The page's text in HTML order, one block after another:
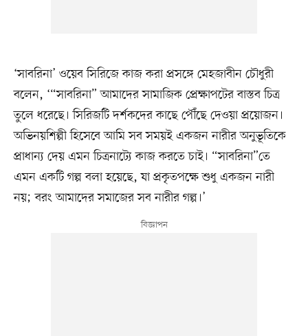
‘সাবরিনা’ ওয়েব সিরিজে কাজ করা প্রসঙ্গে মেহজাবীন চৌধুরী
বলেন, ‘“সাবরিনা” আমাদের সামাজিক প্রেক্ষাপটের বাস্তব চিত্র
তুলে ধরেছে। সিরিজটি দর্শকদের কাছে পৌঁছে দেওয়া প্রয়োজন।
অভিনয়শিল্পী হিসেবে আমি সব সময়ই একজন নারীর অনুভূতিকে
প্রাধান্য দেয় এমন চিত্রনাট্যে কাজ করতে চাই। “সাবরিনা”তে
এমন একটি গল্প বলা হয়েছে, যা প্রকৃতপক্ষে শুধু একজন নারী
নয়; বরং আমাদের সমাজের সব নারীর গল্প।’